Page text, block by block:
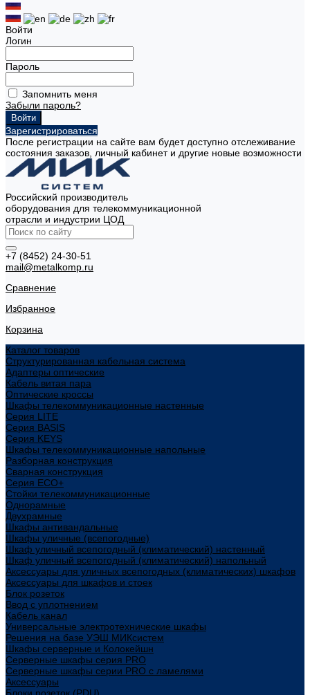
Войти
Логин
Пароль
Запомнить меня
Забыли пароль?
Зарегистрироваться
После регистрации на сайте вам будет доступно отслеживание
состояния заказов, личный кабинет и другие новые возможности
Российский производитель
оборудования для телекоммуникационной
отрасли и индустрии ЦОД
+7 (8452) 24-30-51
mail@metalkomp.ru
Сравнение
Избранное
Корзина
Каталог товаров
Структурированная кабельная система
Адаптеры оптические
Кабель витая пара
Оптические кроссы
Шкафы телекоммуникационные настенные
Cерия LITE
Cерия BASIS
Cерия KEYS
Шкафы телекоммуникационные напольные
Разборная конструкция
Сварная конструкция
Серия ECO+
Стойки телекоммуникационные
Однорамные
Двухрамные
Шкафы антивандальные
Шкафы уличные (всепогодные)
Шкаф уличный всепогодный (климатический) настенный
Шкаф уличный всепогодный (климатический) напольный
Аксессуары для уличных всепогодных (климатических) шкафов
Аксессуары для шкафов и стоек
Блок розеток
Ввод с уплотнением
Кабель канал
Универсальные электротехнические шкафы
Решения на базе УЭШ МИКсистем
Шкафы серверные и Колокейшн
Серверные шкафы серия PRO
Серверные шкафы серии PRO с ламелями
Аксессуары